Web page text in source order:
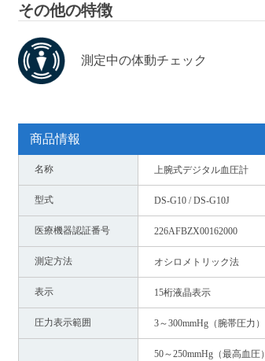
その他の特徴
測定中の体動チェック
商品情報
名称 上腕式デジタル血圧計
型式 DS-G10 / DS-G10J
医療機器認証番号 226AFBZX00162000
測定方法 オシロメトリック法
表示 15桁液晶表示
圧力表示範囲 3～300mmHg（腕帯圧力）
50～250mmHg（最高血圧）